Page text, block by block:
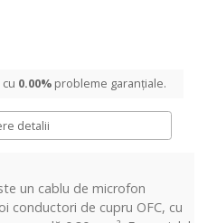
0.00% probleme garanțiale.
detalii
un cablu de microfon
conductori de cupru OFC, cu